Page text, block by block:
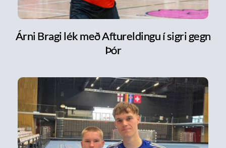
Árni Bragi lék með Aftureldingu í sigri gegn
Þór